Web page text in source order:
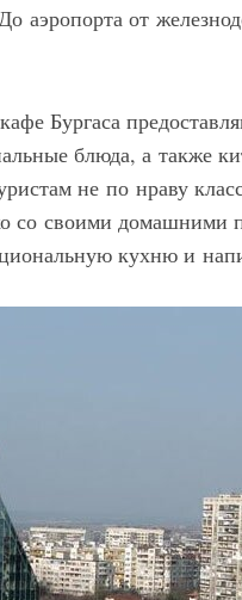
аэропорта от
Бургаса
блюда, а также
не по нраву
со своими
кухню и